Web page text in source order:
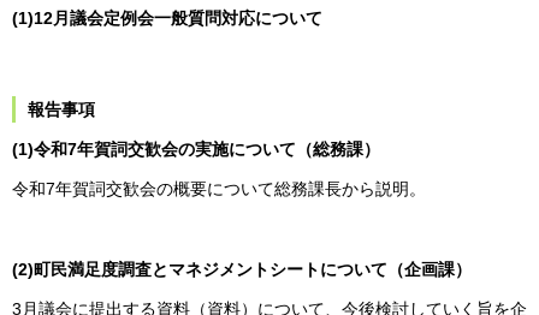
(1)12月議会定例会一般質問対応について
報告事項
(1)令和7年賀詞交歓会の実施について（総務課）
令和7年賀詞交歓会の概要について総務課長から説明。
(2)町民満足度調査とマネジメントシートについて（企画課）
3月議会に提出する資料（資料）について、今後検討していく旨を企